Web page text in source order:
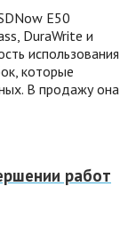
E50
DuraWrite и
использования
которые
В продажу она
работ